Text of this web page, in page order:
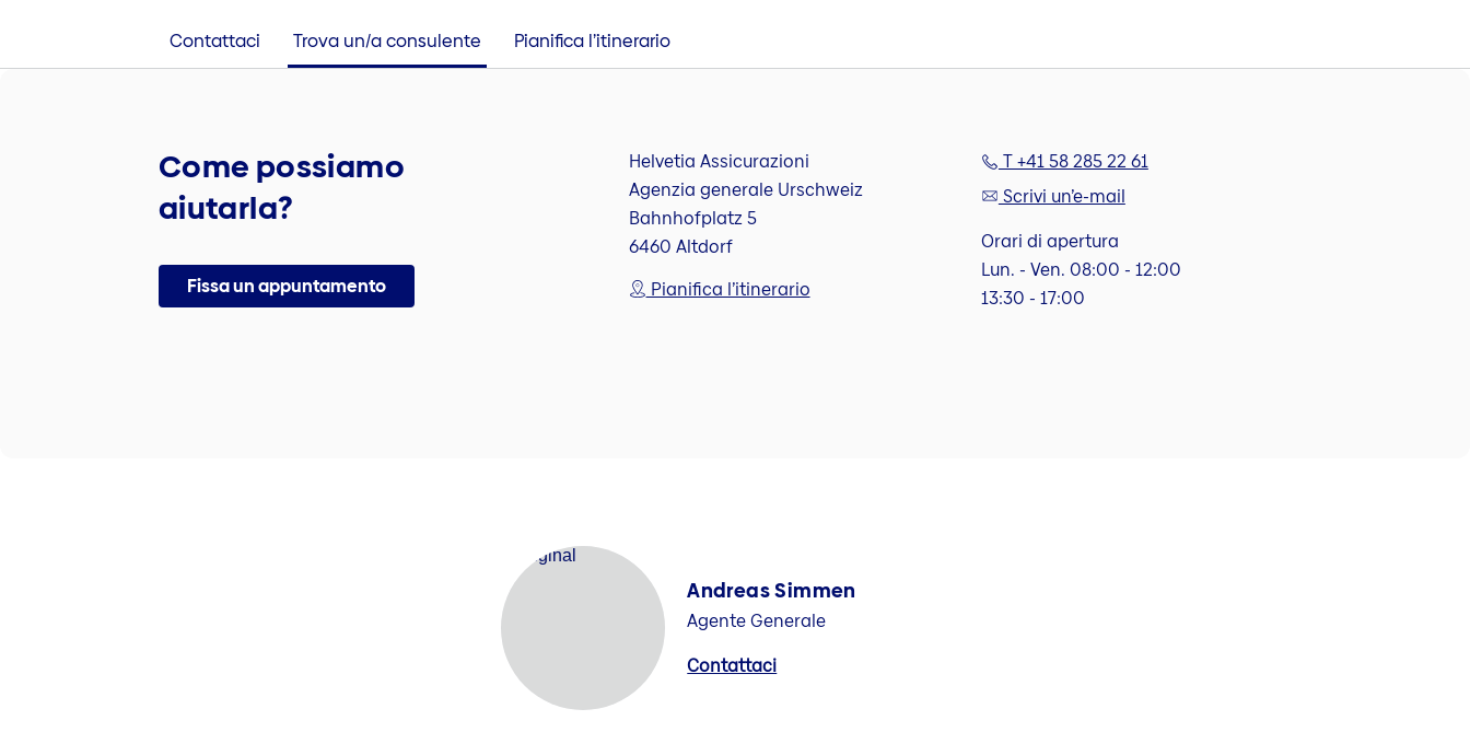
Contattaci Trova un/a consulente Pianifica l’itinerario
Come possiamo
aiutarla?
Fissa un appuntamento
Helvetia Assicurazioni
Agenzia generale Urschweiz
Bahnhofplatz 5
6460 Altdorf
Pianifica l’itinerario
T +41 58 285 22 61
Scrivi un’e-mail
Orari di apertura
Lun. - Ven. 08:00 - 12:00
13:30 - 17:00
Andreas Simmen
Agente Generale
Contattaci